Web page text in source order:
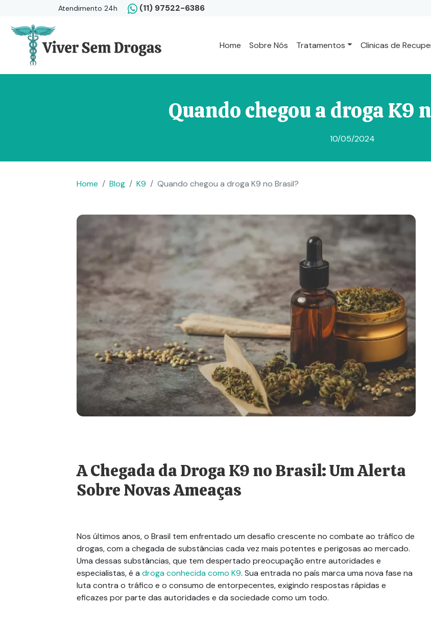
Atendimento 24h (11) 97522-6386
Home Sobre Nós Tratamentos Clinicas de
Quando chegou a droga K9
10/05/2024
Home Blog K9 Quando chegou a droga K9 no Brasil?
A Chegada da Droga K9 no Brasil: Um Alerta
Sobre Novas Ameaças
Nos últimos anos, o Brasil tem enfrentado um desafio crescente no combate ao tráfico de
drogas, com a chegada de substâncias cada vez mais potentes e perigosas ao mercado.
Uma dessas substâncias, que tem despertado preocupação entre autoridades e
especialistas, é a droga conhecida como K9. Sua entrada no país marca uma nova fase na
luta contra o tráfico e o consumo de entorpecentes, exigindo respostas rápidas e
eficazes por parte das autoridades e da sociedade como um todo.